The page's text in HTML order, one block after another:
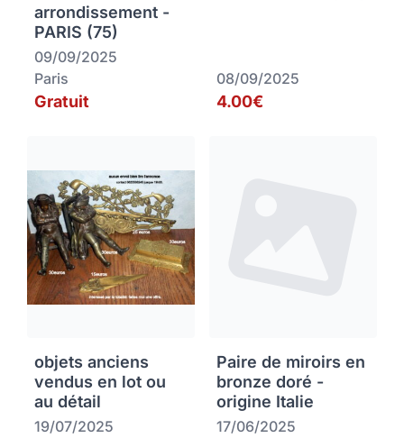
arrondissement -
PARIS (75)
09/09/2025
Paris
Gratuit
08/09/2025
4.00€
objets anciens
vendus en lot ou
au détail
19/07/2025
Paire de miroirs en
bronze doré -
origine Italie
17/06/2025